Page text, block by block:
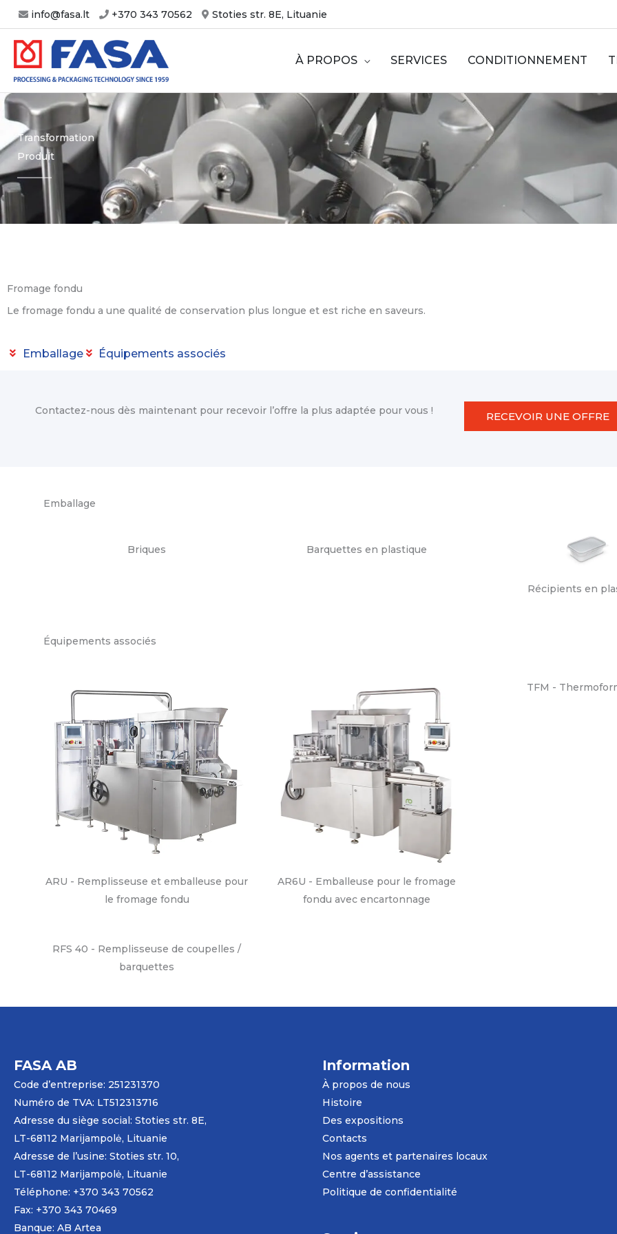
Aller
au
contenu
info@fasa.lt +370 343 70562 Stoties str. 8E, Lituanie
À PROPOS SERVICES CONDITIONNEMENT
Transformation
Produit
Fromage fondu
Le fromage fondu a une qualité de conservation plus longue et est riche en saveurs.
Emballage Équipements associés
Contactez-nous dès maintenant pour recevoir l’offre la plus adaptée pour vous ! RECEVOIR UNE OFFRE
Emballage
Briques Barquettes en plastique
Récipients en
Équipements associés
ARU - Remplisseuse et emballeuse pour
le fromage fondu
AR6U - Emballeuse pour le fromage
fondu avec encartonnage
TFM -
RFS 40 - Remplisseuse de coupelles /
barquettes
FASA AB
Code d’entreprise: 251231370
Numéro de TVA: LT512313716
Adresse du siège social: Stoties str. 8E,
LT-68112 Marijampolė, Lituanie
Adresse de l’usine: Stoties str. 10,
LT-68112 Marijampolė, Lituanie
Téléphone: +370 343 70562
Fax: +370 343 70469
Banque: AB Artea
Information
À propos de nous
Histoire
Des expositions
Contacts
Nos agents et partenaires locaux
Centre d’assistance
Politique de confidentialité